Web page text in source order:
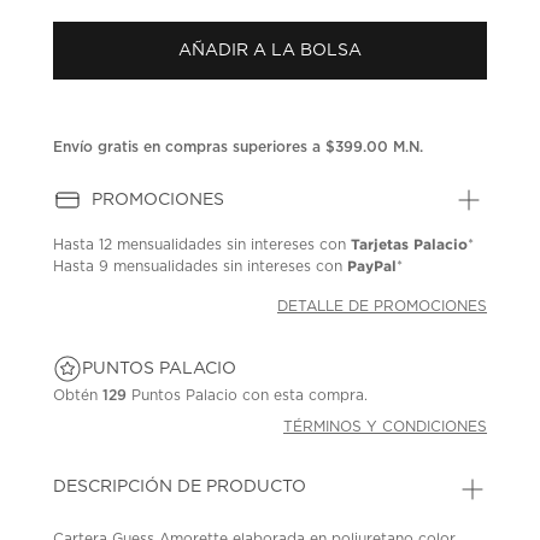
puntuación.
en
la
AÑADIR A LA BOLSA
Envío gratis en compras superiores a $399.00 M.N.
PROMOCIONES
Hasta12 mensualidades sin intereses conTarjetas Palacio*
Hasta9 mensualidades sin intereses con PayPal*
DETALLE DE PROMOCIONES
PUNTOS PALACIO
Obtén129 Puntos Palacio con esta compra.
TÉRMINOS Y CONDICIONES
DESCRIPCIÓN DE PRODUCTO